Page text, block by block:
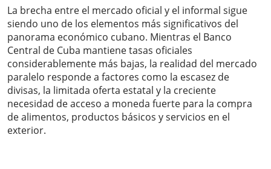
La brecha entre el mercado oficial y el informal sigue
siendo uno de los elementos más significativos del
panorama económico cubano. Mientras el Banco
Central de Cuba mantiene tasas oficiales
considerablemente más bajas, la realidad del mercado
paralelo responde a factores como la escasez de
divisas, la limitada oferta estatal y la creciente
necesidad de acceso a moneda fuerte para la compra
de alimentos, productos básicos y servicios en el
exterior.